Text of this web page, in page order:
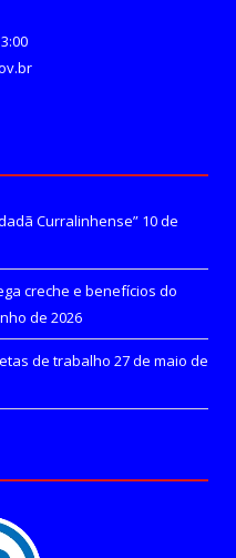
Curralinhense” 10 de
creche e benefícios do
de 2026
de trabalho 27 de maio de